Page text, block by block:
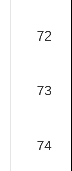
72
73
74